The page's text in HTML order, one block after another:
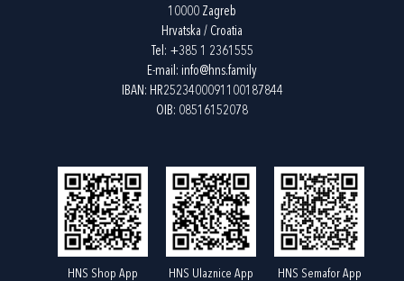
10000 Zagreb
Hrvatska / Croatia
Tel: +385 1 2361555
E-mail: info@hns.family
IBAN: HR2523400091100187844
OIB: 08516152078
HNS Shop App HNS Ulaznice App HNS Semafor App